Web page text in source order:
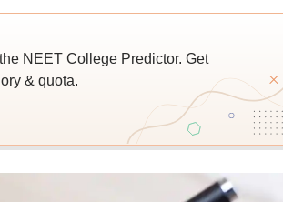
NEET College Predictor. Get
& quota.